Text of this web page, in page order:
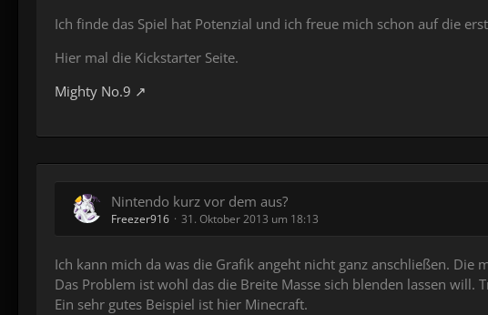
Ich finde das Spiel hat Potenzial und ich freue mich schon auf die
Hier mal die Kickstarter Seite.
Mighty No.9
Nintendo kurz vor dem aus?
Freezer916 31. Oktober 2013 um 18:13
Ich kann mich da was die Grafik angeht nicht ganz anschließen. Die
Das Problem ist wohl das die Breite Masse sich blenden lassen
Ein sehr gutes Beispiel ist hier Minecraft.